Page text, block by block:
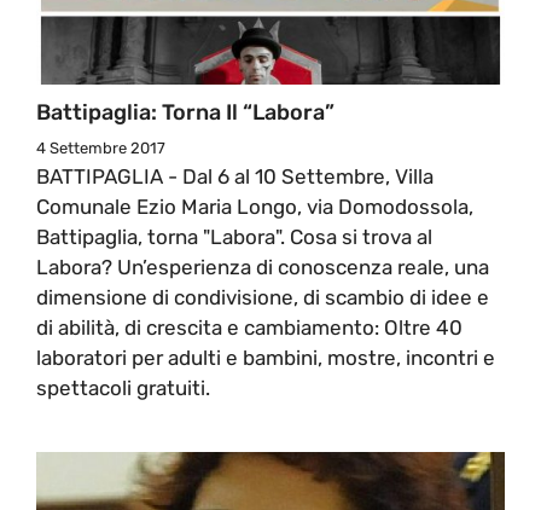
Battipaglia: Torna Il “Labora”
4 Settembre 2017
BATTIPAGLIA - Dal 6 al 10 Settembre, Villa
Comunale Ezio Maria Longo, via Domodossola,
Battipaglia, torna "Labora". Cosa si trova al
Labora? Un’esperienza di conoscenza reale, una
dimensione di condivisione, di scambio di idee e
di abilità, di crescita e cambiamento: Oltre 40
laboratori per adulti e bambini, mostre, incontri e
spettacoli gratuiti.